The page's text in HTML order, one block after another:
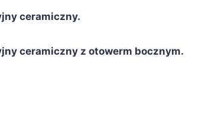
ceramiczny.
ceramiczny z otowerm bocznym.